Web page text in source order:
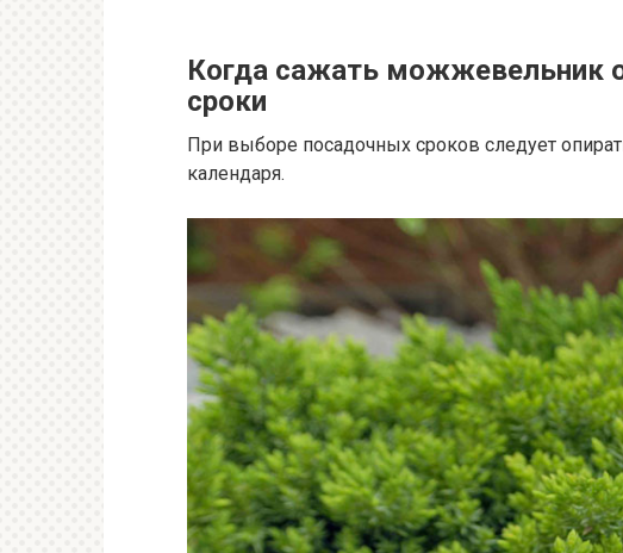
Когда сажать можжевельник
сроки
При выборе посадочных сроков следует
календаря.